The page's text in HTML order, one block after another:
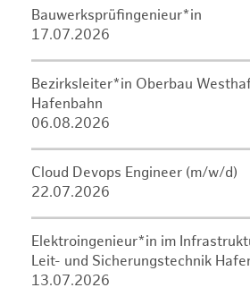
Bauwerksprüfingenieur*in
17.07.2026
Bezirksleiter*in Oberbau
Hafenbahn
06.08.2026
Cloud Devops Engineer (m/w/d)
22.07.2026
Elektroingenieur*in im
Leit- und Sicherungstechnik
13.07.2026